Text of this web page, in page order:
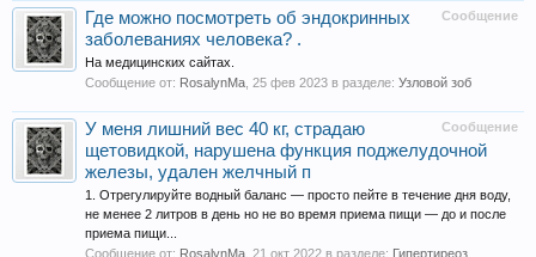
Сообщение
Где можно посмотреть об эндокринных
заболеваниях человека? .
На медицинских сайтах.
Сообщение от: RosalynMa 25 фев 2023 в разделе: Узловой зоб
Сообщение
У меня лишний вес 40 кг, страдаю
щетовидкой, нарушена функция поджелудочной
железы, удален желчный п
1. Отрегулируйте водный баланс — просто пейте в течение дня воду,
не менее 2 литров в день но не во время приема пищи — до и после
приема пищи...
Сообщение от: RosalynMa 21 окт 2022 в разделе: Гипертиреоз